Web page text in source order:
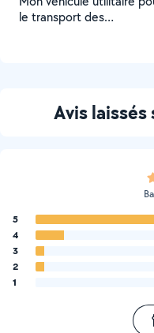
le transport des
Avis laissés
5
4
3
2
1